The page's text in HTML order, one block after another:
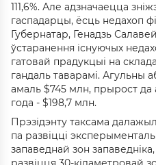
111,6%. Але адзначаецца
гаспадарцы, ёсць недахоп
Губернатар, Генадзь
ўстаранення існуючых
гатовай прадукцыі на
гандаль таварамі. Агульны
амаль $745 млн, прырост да
года - $198,7 млн.
Прэзідэнту таксама
па развіцці
запаведнай зон